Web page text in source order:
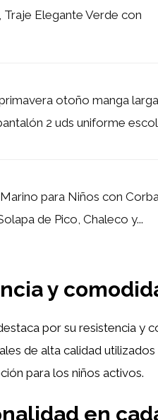
Elegante Verde con
otoño manga larga
2 uds uniforme
para Niños con
de Pico, Chaleco y...
y
por su resistencia y
de alta calidad
para los niños activos.
en